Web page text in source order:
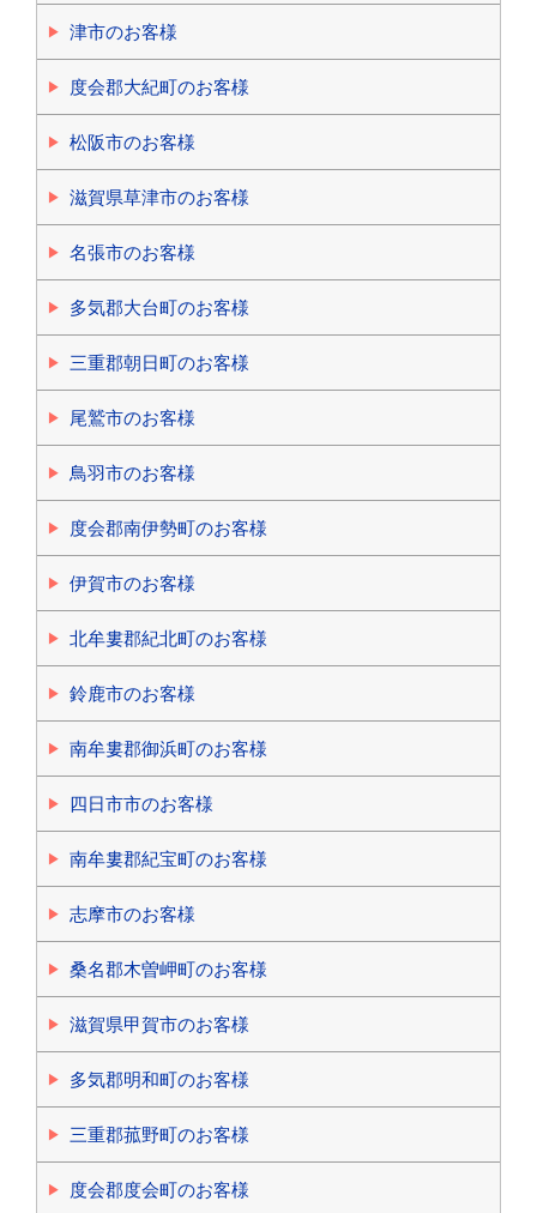
津市のお客様
度会郡大紀町のお客様
松阪市のお客様
滋賀県草津市のお客様
名張市のお客様
多気郡大台町のお客様
三重郡朝日町のお客様
尾鷲市のお客様
鳥羽市のお客様
度会郡南伊勢町のお客様
伊賀市のお客様
北牟婁郡紀北町のお客様
鈴鹿市のお客様
南牟婁郡御浜町のお客様
四日市市のお客様
南牟婁郡紀宝町のお客様
志摩市のお客様
桑名郡木曽岬町のお客様
滋賀県甲賀市のお客様
多気郡明和町のお客様
三重郡菰野町のお客様
度会郡度会町のお客様